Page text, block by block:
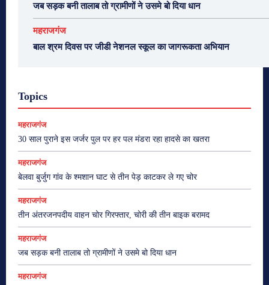
जब सड़क बनी तालाब तो ग्रामीणों ने उसमे बो दिया धान
महराजगंज
बाल श्रम दिवस पर जीडी नेशनल स्कूल का जागरूकता अभियान
Topics
महराजगंज
30 साल पुराने इस जर्जर पुल पर हर पल मंडरा रहा हादसे का खतरा
महराजगंज
बेलवा बुर्जुग गांव के श्मशान घाट से तीन पेड़ काटकर ले गए चोर
महराजगंज
तीन अंतरजनपदीय वाहन चोर गिरफ्तार, चोरी की तीन बाइक बरामद
महराजगंज
जब सड़क बनी तालाब तो ग्रामीणों ने उसमे बो दिया धान
महराजगंज